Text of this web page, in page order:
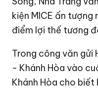
kiện MICE ấn
điểm lợi thế tương
Trong công văn gửi
- Khánh Hòa vào
Khánh Hòa cho